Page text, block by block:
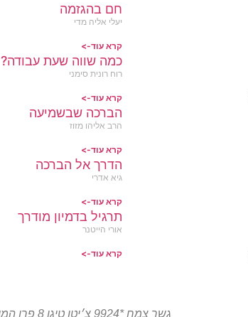
חם בהגזמה
יעלי אליה מדי
קרא עוד->
כמה שווה שעת עבודה?
רוח רונית סימני
קרא עוד->
הברכה שבשמיעה
הרב אליהו מזוז
קרא עוד->
הדרך אל הברכה
גיא אדרי
קרא עוד->
תרגיל בדמיון מודרך
אורי הייטנר
קרא עוד->
גשר צמח *9924 צ׳יטו טיגו 8 פרו המותג הסיני הגיע לצפון